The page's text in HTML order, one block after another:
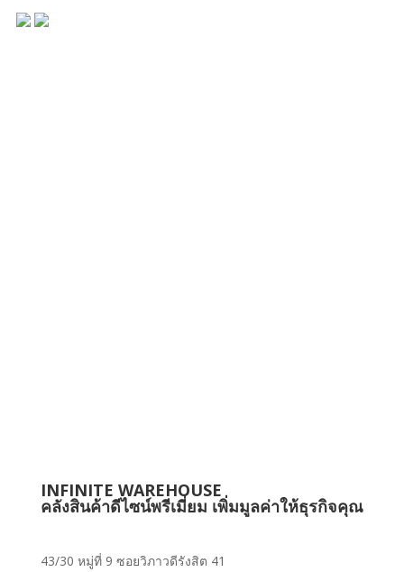
INFINITE WAREHOUSE
คลังสินค้าดีไซน์พรีเมี่ยม เพิ่มมูลค่าให้ธุรกิจคุณ
43/30 หมู่ที่ 9 ซอยวิภาวดีรังสิต 41